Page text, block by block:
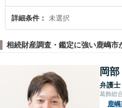
を検索したい』『初回相談無料で相続財
内の弁護士に相談予約したい』などでお
詳細条件 未選択
相続財産調査・鑑定に強い鹿嶋市
岡
弁護士
葛飾総
鹿嶋